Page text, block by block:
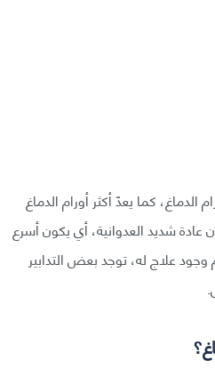
الدماغ، كما يعدّ أكثر أورام الدماغ
عادة شديد العدوانية، أي يكون أسرع
علاج له، توجد بعض التدابير